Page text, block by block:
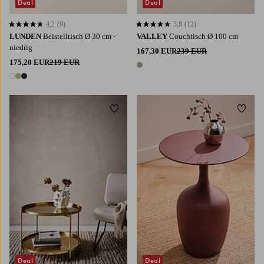
LUNDEN Beistelltisch Ø 30 cm -
niedrig
175,20 EUR219 EUR
3 Farben
4,2 basierend auf 9 Bewertungen
4,2 (9)
Deal
VALLEY Couchtisch Ø 100 cm
167,30 EUR239 EUR
1 Farbe
3,8 basierend auf 12 Bewertungen
3,8 (12)
Deal
Deal
Zu Favoriten hinzufügen
Deal
Zu